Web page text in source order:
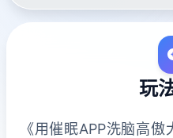
玩
《用催眠APP洗脑高